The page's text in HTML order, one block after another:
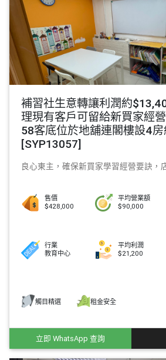
補習社生意轉讓利潤約
理現有客戶可留給新買家經
58客底位於地舖連閣樓設4
[SYP13057]
良心東主，確保新買家學習經營要訣，
售價
$428,000
平均營業額
$90,000
行業
教育中心
平均利潤
$21,200
觸目精選 租金安全
立即 WhatsApp 查詢